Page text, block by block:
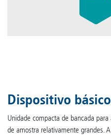
Dispositivo
Unidade compacta de bancada
de amostra relativamente grandes.